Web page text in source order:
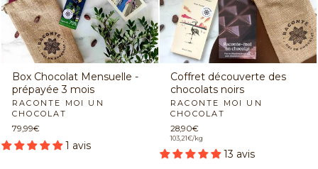
Box Chocolat Mensuelle -
prépayée 3 mois
RACONTE MOI UN
CHOCOLAT
79,99€
1 avis
Coffret découverte des
chocolats noirs
RACONTE MOI UN
CHOCOLAT
28,90€
103,21€/kg
13 avis